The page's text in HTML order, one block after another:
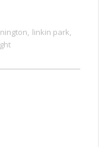
, linkin park,